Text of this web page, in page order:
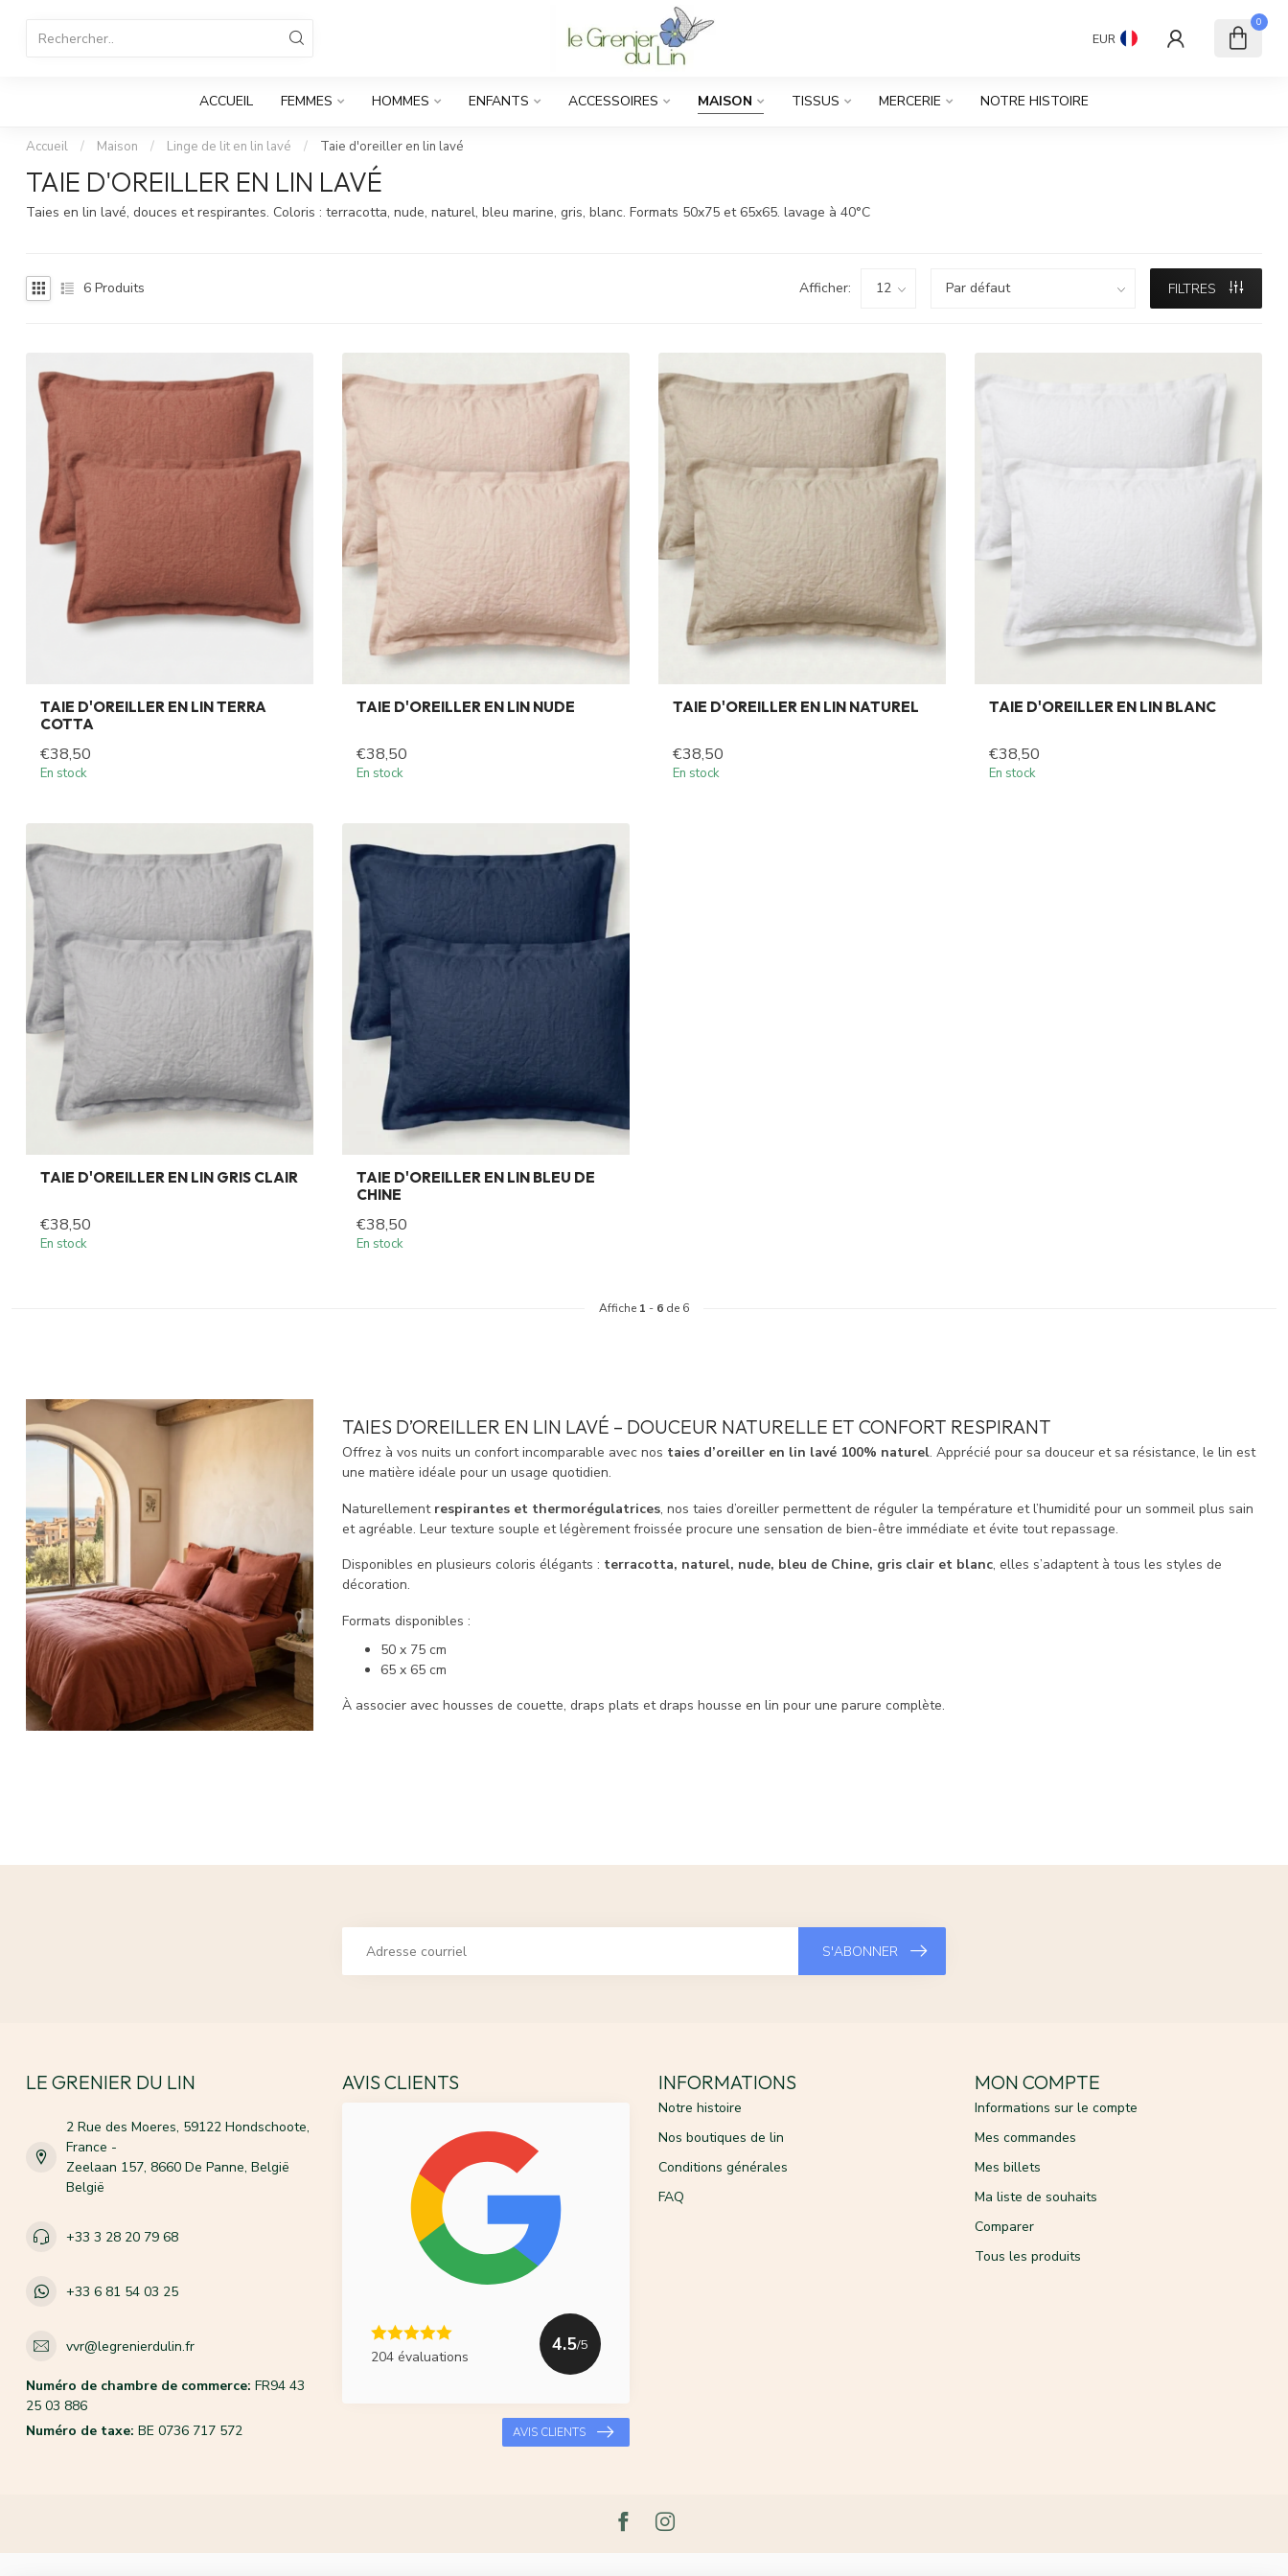
EUR
0
ACCUEIL FEMMES HOMMES ENFANTS ACCESSOIRES MAISON TISSUS MERCERIE NOTRE HISTOIRE
Accueil / Maison / Linge de lit en lin lavé / Taie d'oreiller en lin lavé
TAIE D'OREILLER EN LIN LAVÉ
Taies en lin lavé, douces et respirantes. Coloris : terracotta, nude, naturel, bleu marine, gris, blanc. Formats 50x75 et 65x65. lavage à 40°C
6 Produits Afficher: FILTRES
TAIE D'OREILLER EN LIN TERRA
COTTA
€38,50
En stock
TAIE D'OREILLER EN LIN NUDE
€38,50
En stock
TAIE D'OREILLER EN LIN NATUREL
€38,50
En stock
TAIE D'OREILLER EN LIN BLANC
€38,50
En stock
TAIE D'OREILLER EN LIN GRIS CLAIR
€38,50
En stock
TAIE D'OREILLER EN LIN BLEU DE
CHINE
€38,50
En stock
Affiche 1 - 6 de 6
TAIES D’OREILLER EN LIN LAVÉ – DOUCEUR NATURELLE ET CONFORT RESPIRANT
Offrez à vos nuits un confort incomparable avec nos taies d’oreiller en lin lavé 100% naturel. Apprécié pour sa douceur et sa résistance, le lin est
une matière idéale pour un usage quotidien.
Naturellement respirantes et thermorégulatrices, nos taies d’oreiller permettent de réguler la température et l’humidité pour un sommeil plus sain
et agréable. Leur texture souple et légèrement froissée procure une sensation de bien-être immédiate et évite tout repassage.
Disponibles en plusieurs coloris élégants : terracotta, naturel, nude, bleu de Chine, gris clair et blanc, elles s’adaptent à tous les styles de
décoration.
Formats disponibles :
50 x 75 cm
65 x 65 cm
À associer avec housses de couette, draps plats et draps housse en lin pour une parure complète.
S'ABONNER
LE GRENIER DU LIN
2 Rue des Moeres, 59122 Hondschoote,
France -
Zeelaan 157, 8660 De Panne, België
België
+33 3 28 20 79 68
+33 6 81 54 03 25
vvr@legrenierdulin.fr
Numéro de chambre de commerce: FR94 43
25 03 886
Numéro de taxe: BE 0736 717 572
AVIS CLIENTS
204 évaluations
4.5/5
AVIS CLIENTS
INFORMATIONS
Notre histoire
Nos boutiques de lin
Conditions générales
FAQ
MON COMPTE
Informations sur le compte
Mes commandes
Mes billets
Ma liste de souhaits
Comparer
Tous les produits